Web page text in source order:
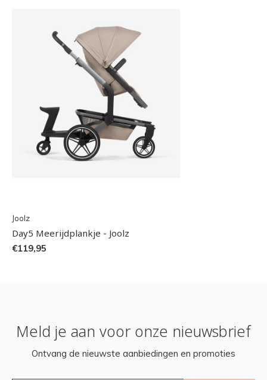
Joolz
Day5 Meerijdplankje - Joolz
€119,95
Meld je aan voor onze nieuwsbrief
Ontvang de nieuwste aanbiedingen en promoties